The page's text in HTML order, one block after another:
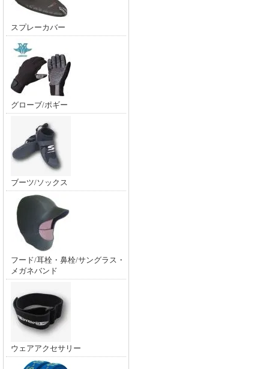
スプレーカバー
グローブ/ポギー
ブーツ/ソックス
フード/耳栓・鼻栓/サングラス・
メガネバンド
ウェアアクセサリー